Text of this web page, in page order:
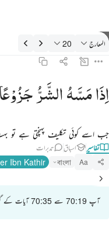
تفسیر: المعارج 70:20
المعارج 20
إِذَا مَسَّهُ ٱلشَّرُّ جَزُوعًۭا ٢٠
اِذَامَسَّهُالشَّرُّجَزُوْعًا
جب اسے کوئی تکلیف پہنچتی ہے تو
تفاسیر اسباق تدبرات
Aa
বাংলা
Ibn Kathir
آپ 70:19 سے 70:35 آیات کے گروپ کی تفسیر پڑھ رہے ہیں